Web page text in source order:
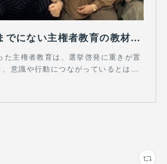
大学生が、これまでにない主権者教育の教材をつくり、教育現場に広げたい！
た主権者教育は、選挙啓発に重きが置
、意識や行動につながっているとは…